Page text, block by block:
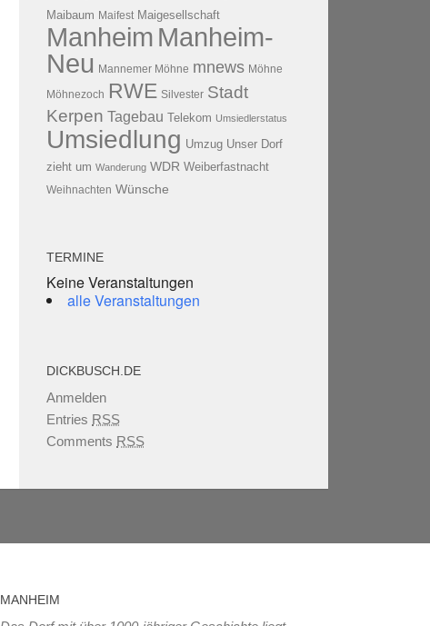
Maibaum Maifest Maigesellschaft
Manheim Manheim-
Neu Mannemer Möhne mnews Möhne
Möhnezoch RWE Silvester Stadt
Kerpen Tagebau Telekom Umsiedlerstatus
Umsiedlung Umzug Unser Dorf
zieht um Wanderung WDR Weiberfastnacht
Weihnachten Wünsche
TERMINE
Keine Veranstaltungen
alle Veranstaltungen
DICKBUSCH.DE
Anmelden
Entries RSS
Comments RSS
MANHEIM